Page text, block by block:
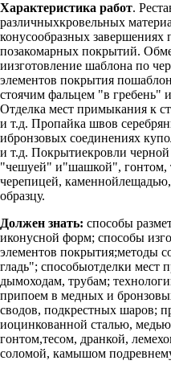
Характеристика работ.
различныхкровельных
конусообразных завершениях
позакомарных покрытий.
иизготовление шаблона по
элементов покрытия
стоячим фальцем "в гребень"
Отделка мест примыкания к
и т.д. Пропайка швов
ибронзовых соединениях
и т.д. Покрытиекровли
"чешуей" и"шашкой", гонтом,
черепицей,
образцу.
Должен знать: способы
иконусной форм; способы
элементов покрытия;методы
гладь"; способыотделки мест
дымоходам, трубам;
припоем в медных и
сводов, подкрестных шаров;
иоцинкованной сталью,
гонтом,тесом, дранкой,
соломой, камышом